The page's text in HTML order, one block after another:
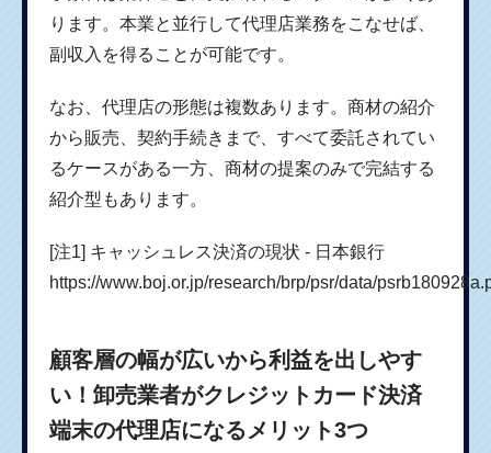
ります。本業と並行して代理店業務をこなせば、
副収入を得ることが可能です。
なお、代理店の形態は複数あります。商材の紹介
から販売、契約手続きまで、すべて委託されてい
るケースがある一方、商材の提案のみで完結する
紹介型もあります。
[注1] キャッシュレス決済の現状 - 日本銀行
https://www.boj.or.jp/research/brp/psr/data/
顧客層の幅が広いから利益を出しやす
い！卸売業者がクレジットカード決済
端末の代理店になるメリット3つ